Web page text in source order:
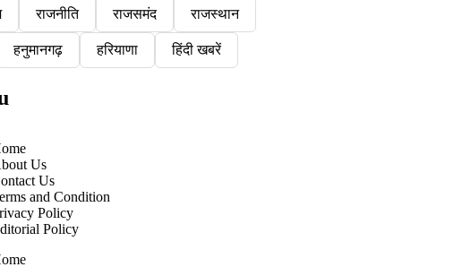
राजनीति राजसमंद राजस्थान
हनुमानगढ़ हरियाणा हिंदी खबरें
Us
Us
and Condition
Policy
Policy